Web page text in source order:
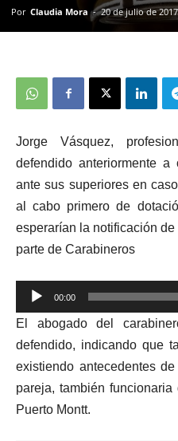
Por Claudia Mora - 20 de julio de 2017
Jorge Vásquez,
defendido anteriormente a
ante sus superiores en
al cabo primero de
esperarían la notificación
parte de Carabineros
Reproductor
de
audio
00:00
El abogado del
defendido, indicando que
existiendo antecedentes
pareja, también
Puerto Montt.